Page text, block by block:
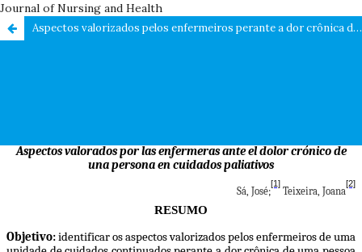
Journal of Nursing and Health
Aspectos valorizados pelos enfermeiros perante a dor crônica de uma pessoa em cuidados paliativos /Aspects valued by nurses in the face of chronic pain of a person in palliative care